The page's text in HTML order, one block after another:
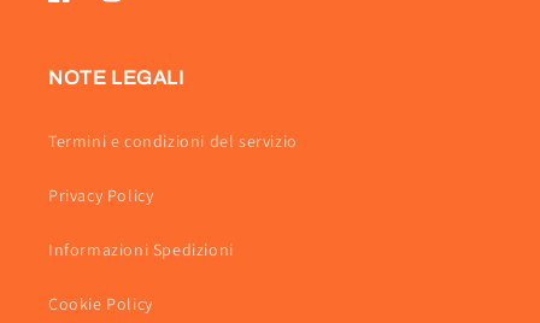
NOTE LEGALI
Termini e condizioni del servizio
Privacy Policy
Informazioni Spedizioni
Cookie Policy